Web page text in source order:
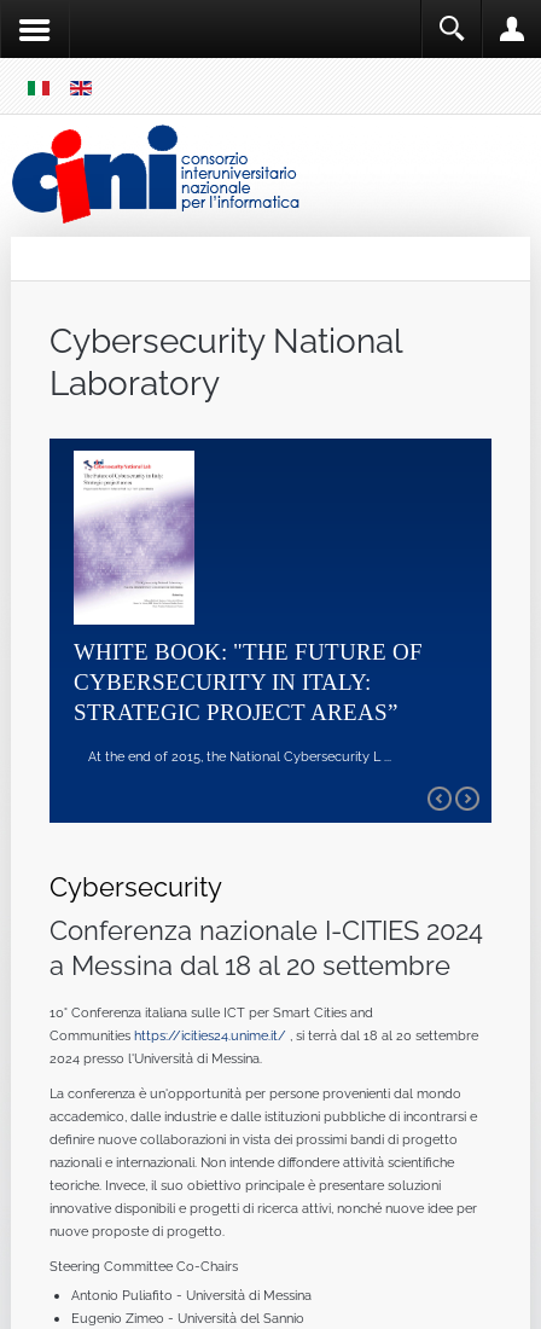
MENU
Cybersecurity National
Laboratory
WHITE BOOK: "THE FUTURE OF
CYBERSECURITY IN ITALY:
STRATEGIC PROJECT AREAS”
At the end of 2015, the National Cybersecurity L ...
Cybersecurity
Conferenza nazionale I-CITIES 2024
a Messina dal 18 al 20 settembre
10° Conferenza italiana sulle ICT per Smart Cities and
Communities https://icities24.unime.it/ , si terrà dal 18 al 20 settembre
2024 presso l'Università di Messina.
La conferenza è un'opportunità per persone provenienti dal mondo
accademico, dalle industrie e dalle istituzioni pubbliche di incontrarsi e
definire nuove collaborazioni in vista dei prossimi bandi di progetto
nazionali e internazionali. Non intende diffondere attività scientifiche
teoriche. Invece, il suo obiettivo principale è presentare soluzioni
innovative disponibili e progetti di ricerca attivi, nonché nuove idee per
nuove proposte di progetto.
Steering Committee Co-Chairs
Antonio Puliafito - Università di Messina
Eugenio Zimeo - Università del Sannio